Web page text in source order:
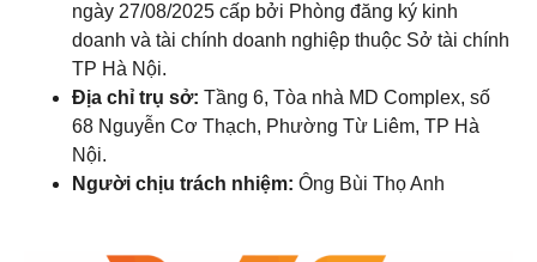
ngày 27/08/2025 cấp bởi Phòng đăng ký kinh
doanh và tài chính doanh nghiệp thuộc Sở tài chính
TP Hà Nội.
Địa chỉ trụ sở: Tầng 6, Tòa nhà MD Complex, số
68 Nguyễn Cơ Thạch, Phường Từ Liêm, TP Hà
Nội.
Người chịu trách nhiệm: Ông Bùi Thọ Anh